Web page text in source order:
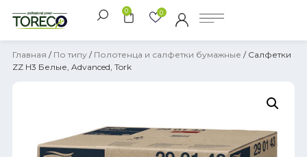
0 0
Главная / По типу / Полотенца и салфетки бумажные / Салфетки
ZZ H3 Белые, Advanced, Tork